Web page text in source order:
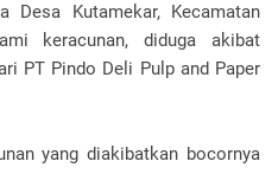
Desa Kutamekar, Kecamatan
keracunan, diduga akibat
PT Pindo Deli Pulp and Paper
yang diakibatkan bocornya